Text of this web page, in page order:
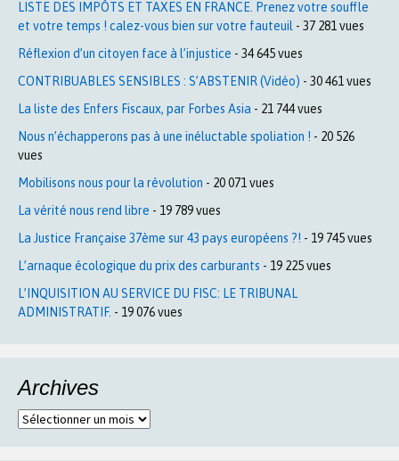
LISTE DES IMPÔTS ET TAXES EN FRANCE. Prenez votre souffle
et votre temps ! calez-vous bien sur votre fauteuil - 37 281 vues
Réflexion d’un citoyen face à l’injustice - 34 645 vues
CONTRIBUABLES SENSIBLES : S’ABSTENIR (Vidéo) - 30 461 vues
La liste des Enfers Fiscaux, par Forbes Asia - 21 744 vues
Nous n’échapperons pas à une inéluctable spoliation ! - 20 526
vues
Mobilisons nous pour la révolution - 20 071 vues
La vérité nous rend libre - 19 789 vues
La Justice Française 37ème sur 43 pays européens ?! - 19 745 vues
L’arnaque écologique du prix des carburants - 19 225 vues
L’INQUISITION AU SERVICE DU FISC: LE TRIBUNAL
ADMINISTRATIF. - 19 076 vues
Archives
Archives